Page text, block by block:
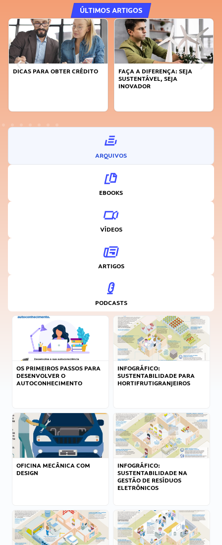
ÚLTIMOS ARTIGOS
DICAS PARA OBTER CRÉDITO
FAÇA A DIFERENÇA: SEJA
SUSTENTÁVEL, SEJA
INOVADOR
ARQUIVOS
EBOOKS
VÍDEOS
ARTIGOS
PODCASTS
OS PRIMEIROS PASSOS PARA
DESENVOLVER O
AUTOCONHECIMENTO
INFOGRÁFICO:
SUSTENTABILIDADE PARA
HORTIFRUTIGRANJEIROS
OFICINA MECÂNICA COM
DESIGN
INFOGRÁFICO:
SUSTENTABILIDADE NA
GESTÃO DE RESÍDUOS
ELETRÔNICOS